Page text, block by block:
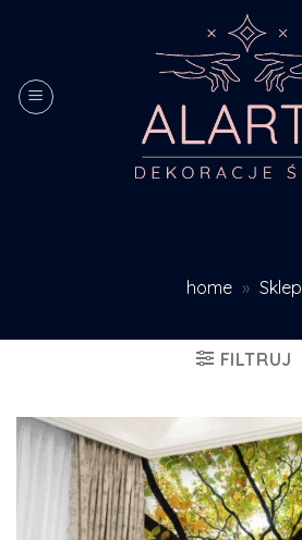
home » Sklep
FILTRUJ